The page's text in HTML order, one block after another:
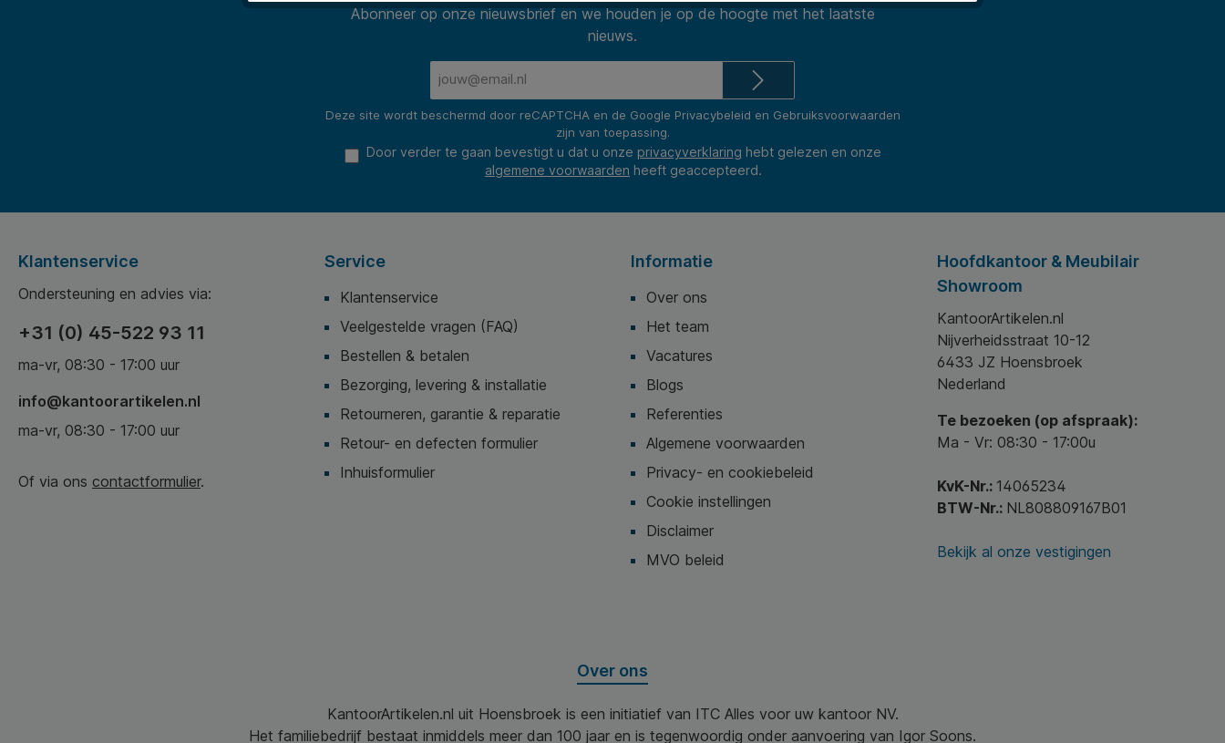
Abonneer op onze nieuwsbrief en we houden je op de hoogte met het laatste
nieuws.
Deze site wordt beschermd door reCAPTCHA en de Google Privacybeleid en Gebruiksvoorwaarden
zijn van toepassing.
Door verder te gaan bevestigt u dat u onze privacyverklaring hebt gelezen en onze
algemene voorwaarden heeft geaccepteerd.
Klantenservice
Ondersteuning en advies via:
+31 (0) 45-522 93 11
ma-vr, 08:30 - 17:00 uur
info@kantoorartikelen.nl
ma-vr, 08:30 - 17:00 uur
Of via ons contactformulier.
Service
Klantenservice
Veelgestelde vragen (FAQ)
Bestellen & betalen
Bezorging, levering & installatie
Retourneren, garantie & reparatie
Retour- en defecten formulier
Inhuisformulier
Informatie
Over ons
Het team
Vacatures
Blogs
Referenties
Algemene voorwaarden
Privacy- en cookiebeleid
Cookie instellingen
Disclaimer
MVO beleid
Hoofdkantoor & Meubilair
Showroom
KantoorArtikelen.nl
Nijverheidsstraat 10-12
6433 JZ Hoensbroek
Nederland
Te bezoeken (op afspraak):
Ma - Vr: 08:30 - 17:00u
KvK-Nr.: 14065234
BTW-Nr.: NL808809167B01
Bekijk al onze vestigingen
Over ons
KantoorArtikelen.nl uit Hoensbroek is een initiatief van ITC Alles voor uw kantoor NV.
Het familiebedrijf bestaat inmiddels meer dan 100 jaar en is tegenwoordig onder aanvoering van Igor Soons.